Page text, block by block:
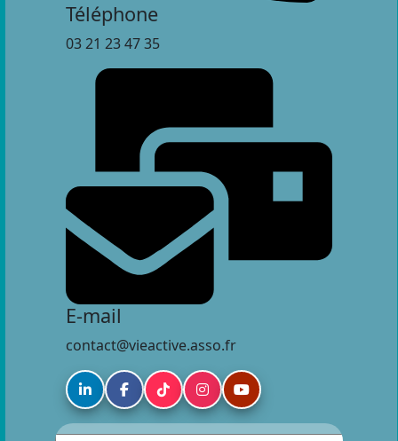
Téléphone
03 21 23 47 35
E-mail
contact@vieactive.asso.fr